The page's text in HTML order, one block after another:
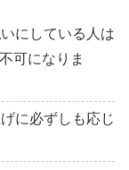
にしている人は
可になりま
に必ずしも応じ